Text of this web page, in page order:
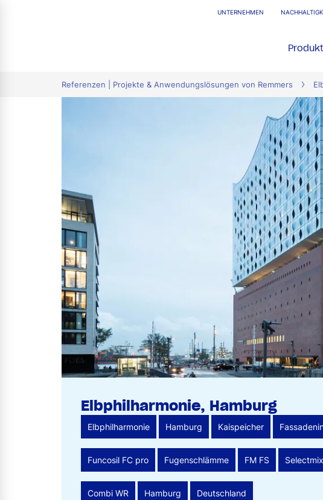
UNTERNEHMEN
Referenzen | Projekte & Anwendungslösungen von Remmers
Elbphilharmonie, Hamburg
Elbphilharmonie Hamburg Kaispeicher
Funcosil FC pro Fugenschlämme FM FS Selectmix
Combi WR Hamburg Deutschland